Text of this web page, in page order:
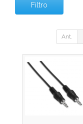
Filtro
Ant.